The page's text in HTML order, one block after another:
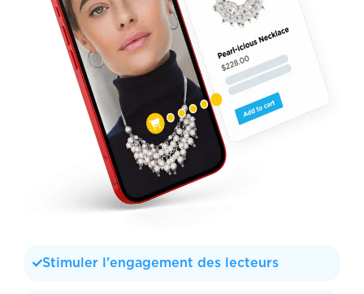
Stimuler l'engagement des lecteurs